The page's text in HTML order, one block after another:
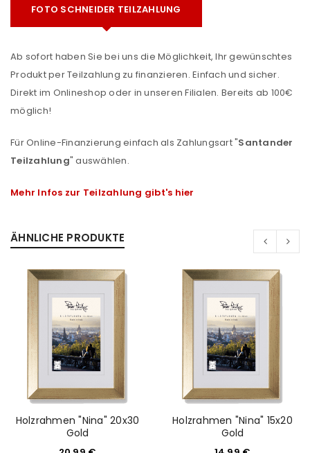
ANMELDEN
FOTO SCHNEIDER TEILZAHLUNG
Ab sofort haben Sie bei uns die Möglichkeit, Ihr gewünschtes
Produkt per Teilzahlung zu finanzieren. Einfach und sicher.
Direkt im Onlineshop oder in unseren Filialen. Bereits ab 100€
möglich!
Für Online-Finanzierung einfach als Zahlungsart "Santander
Teilzahlung" auswählen.
Mehr Infos zur Teilzahlung gibt's hier
ÄHNLICHE PRODUKTE
Holzrahmen "Nina" 20x30
Gold
Holzrahmen "Nina" 15x20
Gold